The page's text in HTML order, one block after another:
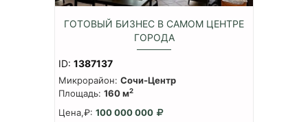
ГОТОВЫЙ БИЗНЕС В САМОМ ЦЕНТРЕ
ГОРОДА
ID: 1387137
Микрорайон: Сочи-Центр
Площадь: 160 м2
Цена,₽: 100 000 000